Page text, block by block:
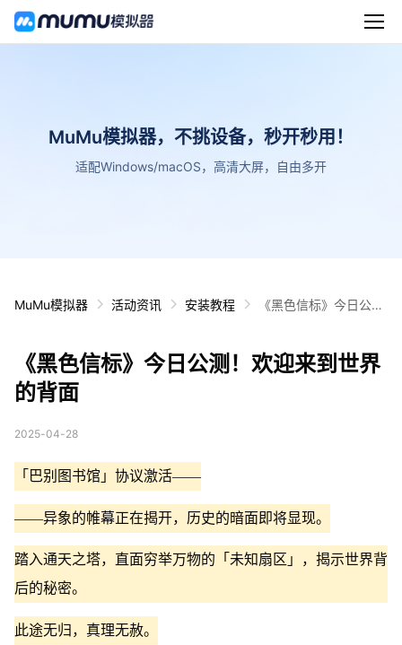
MuMu模拟器，不挑设备，秒开秒用！
适配Windows/macOS，高清大屏，自由多开
MuMu模拟器 活动资讯 安装教程
《黑色信标》今日公
《黑色信标》今日公测！欢迎来到世界
的背面
2025-04-28
「巴别图书馆」协议激活——
——异象的帷幕正在揭开，历史的暗面即将显现。
踏入通天之塔，直面穷举万物的「未知扇区」，揭示世界背
后的秘密。
此途无归，真理无赦。